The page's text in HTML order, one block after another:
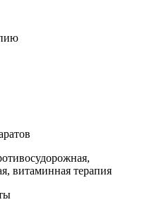
витаминная терапия